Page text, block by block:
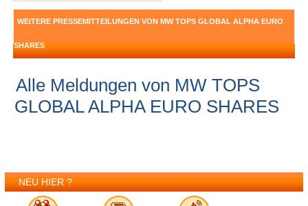
WEITERE PRESSEMITTEILUNGEN VON MW TOPS GLOBAL ALPHA EURO
SHARES
Alle Meldungen von MW TOPS
GLOBAL ALPHA EURO SHARES
NEU HIER ?